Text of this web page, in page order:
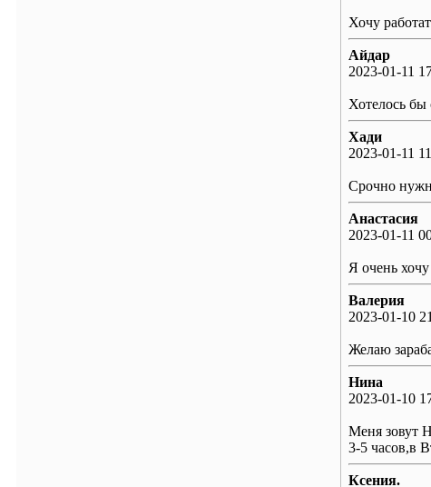
Хочу
Айдар
2023-01-11
Хотелось бы
Хади
2023-01-11
Срочно
Анастасия
2023-01-11
Я очень
Валерия
2023-01-10
Желаю
Нина
2023-01-10
Меня зовут
3-5 часов,в
Ксения.